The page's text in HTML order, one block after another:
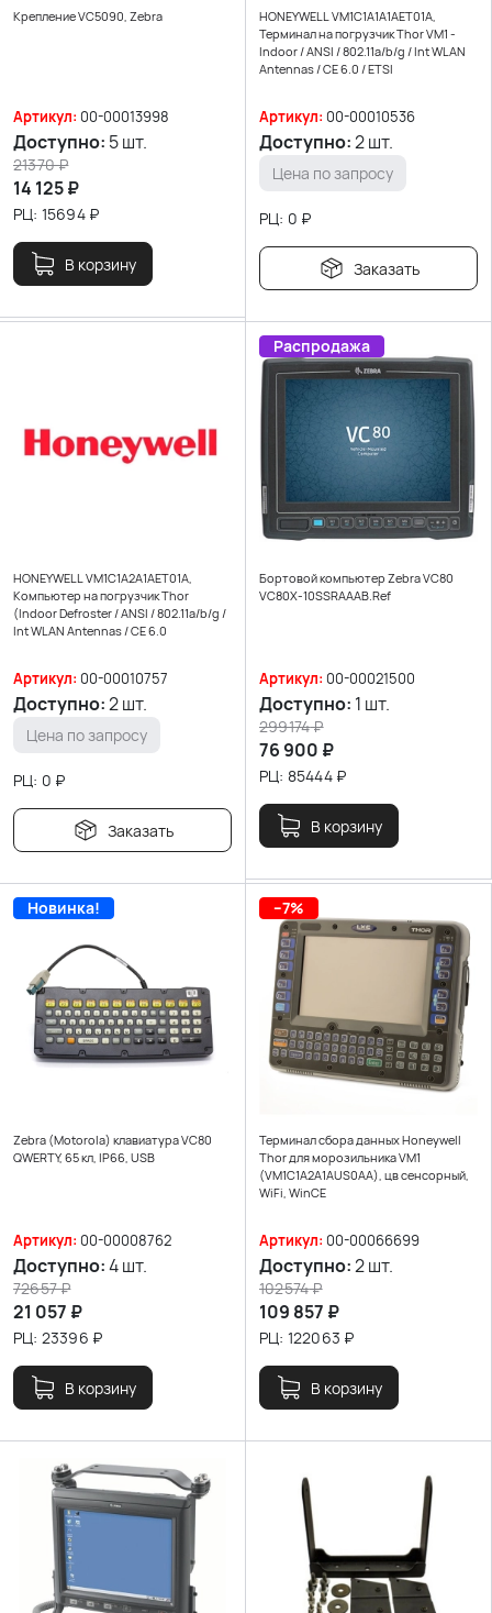
Крепление VC5090, Zebra
Артикул: 00-00013998
Доступно: 5 шт.
14 125₽
21370₽
РЦ: 15694₽
В корзину
HONEYWELL VM1C1A1A1AET01A,
Терминал на погрузчик Thor VM1 -
Indoor / ANSI / 802.11a/b/g / Int WLAN
Antennas / CE 6.0 / ETSI
Артикул: 00-00010536
Доступно:2 шт.
Цена по запросу
РЦ: 0 ₽
Заказать
HONEYWELL VM1C1A2A1AET01A,
Компьютер на погрузчик Thor
(Indoor Defroster / ANSI / 802.11a/b/g /
Int WLAN Antennas / CE 6.0
Артикул: 00-00010757
Доступно:2 шт.
Цена по запросу
РЦ: 0 ₽
Заказать
Распродажа
Бортовой компьютер Zebra VC80
VC80X-10SSRAAAB.Ref
Артикул: 00-00021500
Доступно: 1 шт.
76 900 ₽
299174₽
РЦ: 85444₽
В корзину
Новинка!
Zebra (Motorola) клавиатура VC80
QWERTY, 65 кл, IP66, USB
Артикул: 00-00008762
Доступно:4 шт.
21 057 ₽
72657₽
РЦ: 23396 ₽
В корзину
--7%
Терминал сбора данных Honeywell
Thor для морозильника VM1
(VM1C1A2A1AUS0AA), цв сенсорный,
WiFi, WinCE
Артикул: 00-00066699
Доступно:2 шт.
109 857 ₽
102574₽
РЦ: 122063 ₽
В корзину